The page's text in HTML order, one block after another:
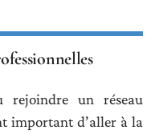
un réseau
important d’aller à la